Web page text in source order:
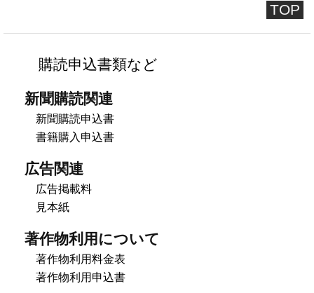
TOP
購読申込書類など
新聞購読関連
新聞購読申込書
書籍購入申込書
広告関連
広告掲載料
見本紙
著作物利用について
著作物利用料金表
著作物利用申込書